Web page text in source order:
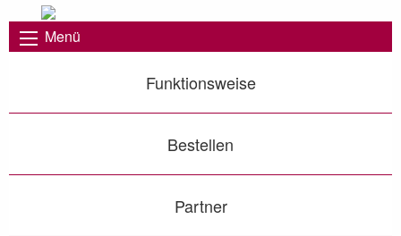
Menü
Funktionsweise
Bestellen
Partner